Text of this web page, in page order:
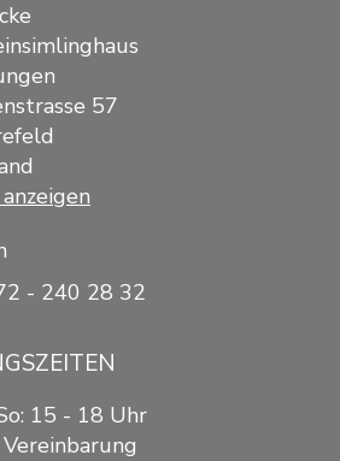
57
- 240 28 32
15 - 18 Uhr